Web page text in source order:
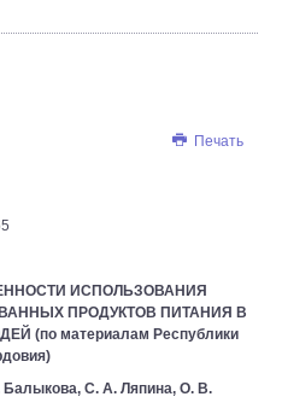
Печать
ИСПОЛЬЗОВАНИЯ
ПРОДУКТОВ ПИТАНИЯ В
(по материалам Республики
C. А. Ляпина, О. В.